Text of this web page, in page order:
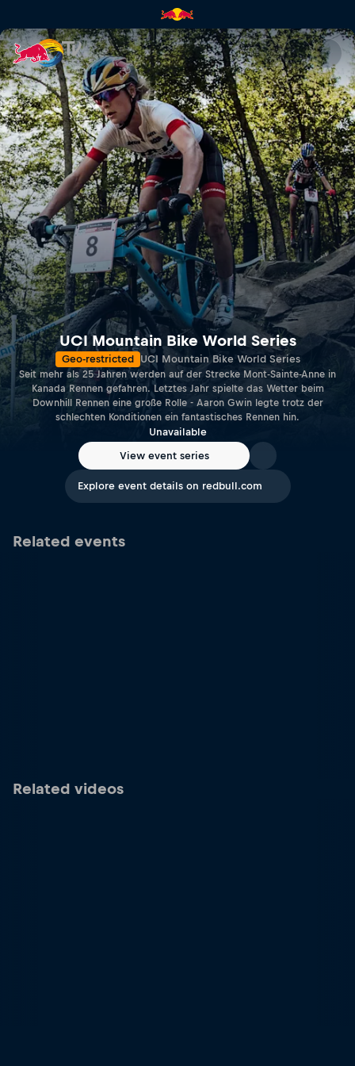
Mercedes-Benz UCI
UCI Mountain Bike World Series
Geo-restricted UCI Mountain Bike World Series
Seit mehr als 25 Jahren werden auf der Strecke Mont-Sainte-Anne in
Kanada Rennen gefahren. Letztes Jahr spielte das Wetter beim
Downhill Rennen eine große Rolle - Aaron Gwin legte trotz der
schlechten Konditionen ein fantastisches Rennen hin.
Unavailable
View event series
Explore event details on redbull.com
Related events
Related videos